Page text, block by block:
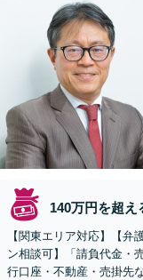
140万円を超え
【関東エリア対応】【弁
ン相談可】「請負代金・
行口座・不動産・売掛先